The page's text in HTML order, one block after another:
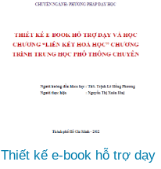
Thiết kế e-book hỗ trợ dạy